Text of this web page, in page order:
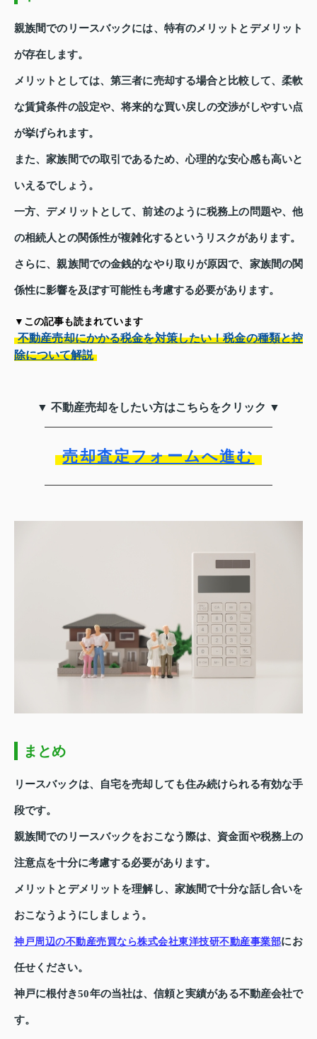
親族間でのリースバックには、特有のメリットとデメリット
が存在します。
メリットとしては、第三者に売却する場合と比較して、柔軟
な賃貸条件の設定や、将来的な買い戻しの交渉がしやすい点
が挙げられます。
また、家族間での取引であるため、心理的な安心感も高いと
いえるでしょう。
一方、デメリットとして、前述のように税務上の問題や、他
の相続人との関係性が複雑化するというリスクがあります。
さらに、親族間での金銭的なやり取りが原因で、家族間の関
係性に影響を及ぼす可能性も考慮する必要があります。
▼この記事も読まれています
不動産売却にかかる税金を対策したい！税金の種類と控
除について解説
▼ 不動産売却をしたい方はこちらをクリック ▼
売却査定フォームへ進む
まとめ
リースバックは、自宅を売却しても住み続けられる有効な手
段です。
親族間でのリースバックをおこなう際は、資金面や税務上の
注意点を十分に考慮する必要があります。
メリットとデメリットを理解し、家族間で十分な話し合いを
おこなうようにしましょう。
神戸周辺の不動産売買なら株式会社東洋技研不動産事業部にお
任せください。
神戸に根付き50年の当社は、信頼と実績がある不動産会社で
す。